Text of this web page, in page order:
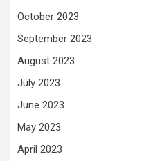
October 2023
September 2023
August 2023
July 2023
June 2023
May 2023
April 2023